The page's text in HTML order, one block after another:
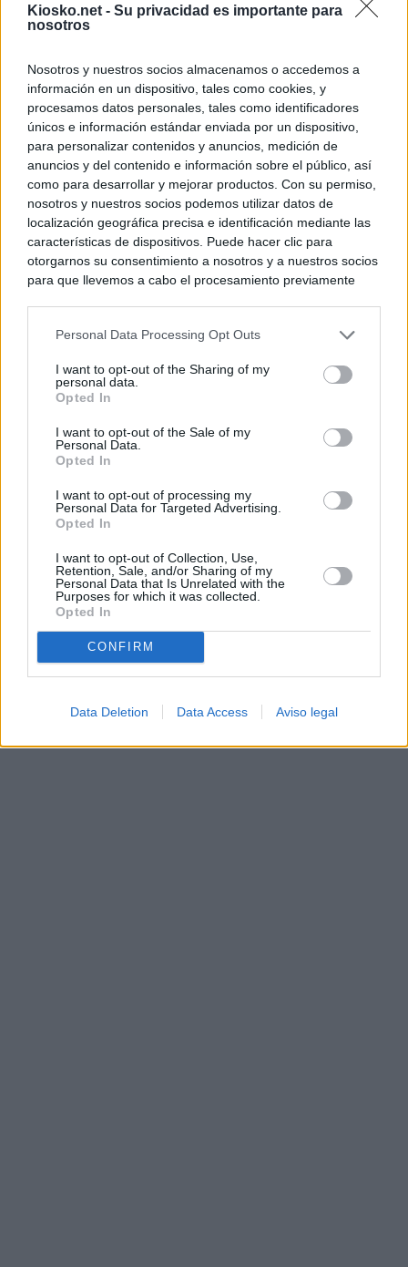
Kiosko.net - Su privacidad es importante para
nosotros
Nosotros y nuestros socios almacenamos o accedemos a
información en un dispositivo, tales como cookies, y
procesamos datos personales, tales como identificadores
únicos e información estándar enviada por un dispositivo,
para personalizar contenidos y anuncios, medición de
anuncios y del contenido e información sobre el público, así
como para desarrollar y mejorar productos. Con su permiso,
nosotros y nuestros socios podemos utilizar datos de
localización geográfica precisa e identificación mediante las
características de dispositivos. Puede hacer clic para
otorgarnos su consentimiento a nosotros y a nuestros socios
para que llevemos a cabo el procesamiento previamente
negar su consentimiento. Tenga en cuenta que algún
de su consentimiento, pero usted tiene el derecho de
rechazar tal procesamiento. Sus preferencias se aplicarán
cualquier momento entrando de nuevo en este sitio web o
visitando nuestra política de privacidad.
Personal Data Processing Opt Outs
I want to opt-out of the Sharing of my
personal data.
Opted In
I want to opt-out of the Sale of my
Personal Data.
Opted In
I want to opt-out of processing my
Personal Data for Targeted Advertising.
Opted In
I want to opt-out of Collection, Use,
Retention, Sale, and/or Sharing of my
Personal Data that Is Unrelated with the
Purposes for which it was collected.
Opted In
CONFIRM
Data Deletion Data Access Aviso legal